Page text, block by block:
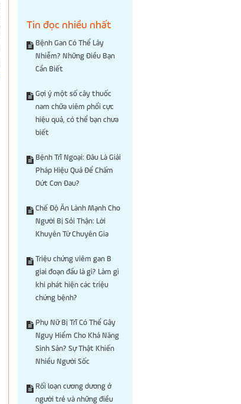
Tin đọc nhiều nhất
Bệnh Gan Có Thể Lây
Nhiễm? Những Điều Bạn
Cần Biết
Gợi ý một số cây thuốc
nam chữa viêm phổi cực
hiệu quả, có thể bạn chưa
biết
Bệnh Trĩ Ngoại: Đâu Là Giải
Pháp Hiệu Quả Để Chấm
Dứt Cơn Đau?
Chế Độ Ăn Lành Mạnh Cho
Người Bị Sỏi Thận: Lời
Khuyên Từ Chuyên Gia
Triệu chứng viêm gan B
giai đoạn đầu là gì? Làm gì
khi phát hiện các triệu
chứng bệnh?
Phụ Nữ Bị Trĩ Có Thể Gây
Nguy Hiểm Cho Khả Năng
Sinh Sản? Sự Thật Khiến
Nhiều Người Sốc
Rối loạn cương dương ở
người trẻ và những điều